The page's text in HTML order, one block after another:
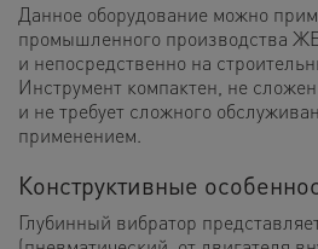
Данное оборудование можно
промышленного производства
и непосредственно на
Инструмент компактен, не
и не требует сложного
применением.
Конструктивные
Глубинный вибратор